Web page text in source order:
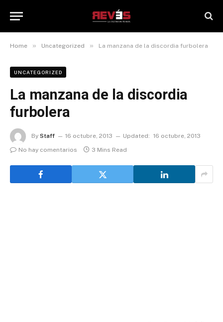
Home » Uncategorized » La manzana de la discordia furbolera
UNCATEGORIZED
La manzana de la discordia
furbolera
By Staff 16 octubre, 2013 Updated: 16 octubre, 2013
No hay comentarios
3 Mins Read